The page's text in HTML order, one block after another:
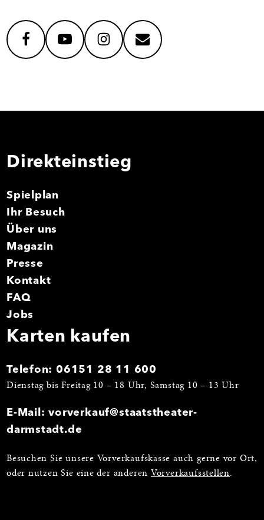
facebookyoutubeinstagrammail
Direkteinstieg
Spielplan
Ihr Besuch
Über uns
Magazin
Presse
Kontakt
FAQ
Jobs
Karten kaufen
Telefon:06151 28 11 600
Dienstag bis Freitag 10 – 18 Uhr, Samstag 10 – 13 Uhr
E-Mail:vorverkauf@staatstheater-
darmstadt.de
Besuchen Sie unsere Vorverkaufskasse auch gerne vor Ort,
oder nutzen Sie eine der anderen Vorverkaufsstellen.